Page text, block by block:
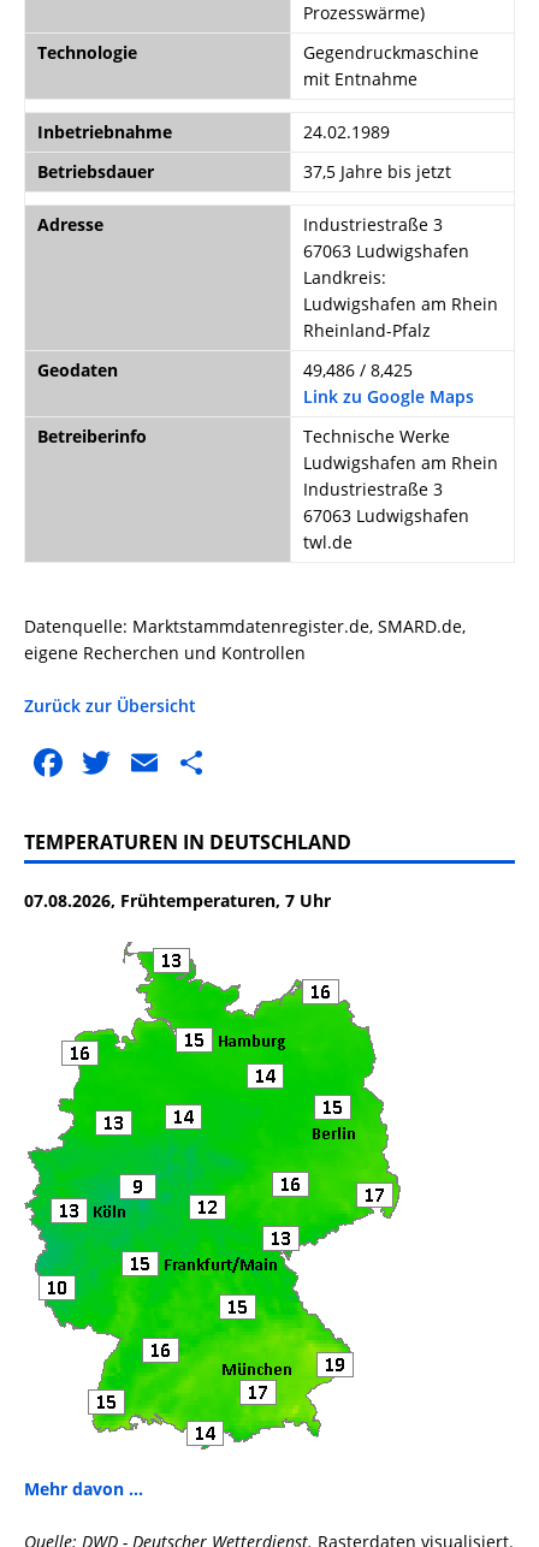
Prozesswärme)
Technologie
Gegendruckmaschine
mit Entnahme
Inbetriebnahme
24.02.1989
Betriebsdauer
37,5 Jahre bis jetzt
Adresse
Industriestraße 3
67063 Ludwigshafen
Landkreis:
Ludwigshafen am Rhein
Rheinland-Pfalz
Geodaten
49,486 / 8,425
Link zu Google Maps
Betreiberinfo
Technische Werke
Ludwigshafen am Rhein
Industriestraße 3
67063 Ludwigshafen
twl.de
Datenquelle: Marktstammdatenregister.de, SMARD.de,
eigene Recherchen und Kontrollen
Zurück zur Übersicht
F
c
e
b
k
T
it
te
r
E
ai
l
le
n
TEMPERATUREN IN DEUTSCHLAND
07.08.2026, Frühtemperaturen, 7 Uhr
Mehr davon ...
Quelle: DWD - Deutscher Wetterdienst. Rasterdaten visualisiert.